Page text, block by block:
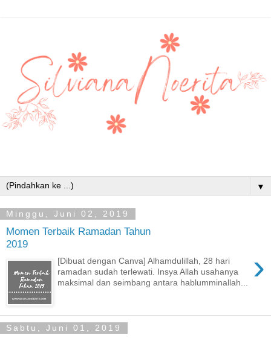
▼
Minggu, Juni 02, 2019
Momen Terbaik Ramadan Tahun
2019
›
[Dibuat dengan Canva] Alhamdulillah, 28 hari
ramadan sudah terlewati. Insya Allah usahanya
maksimal dan seimbang antara hablumminallah...
Sabtu, Juni 01, 2019